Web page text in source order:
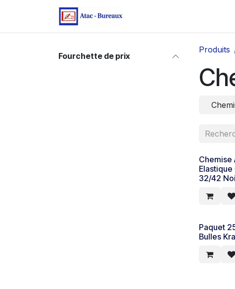
Se rendre au contenu
Fourchette de prix
Produits
Chemise
32/42
Paquet
Bulles